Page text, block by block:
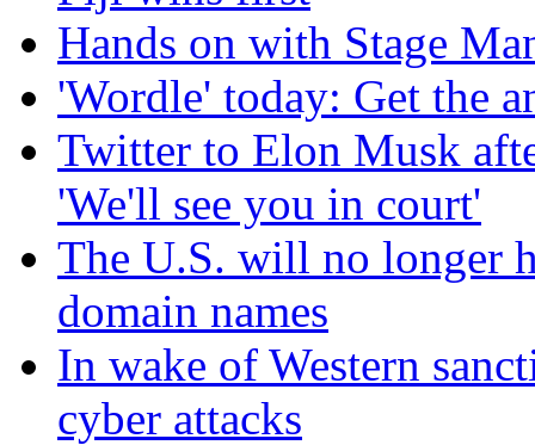
Hands on with Stage
'Wordle' today: Get the
Twitter to Elon Musk
'We'll see you in court'
The U.S. will no longer
domain names
In wake of Western
cyber attacks